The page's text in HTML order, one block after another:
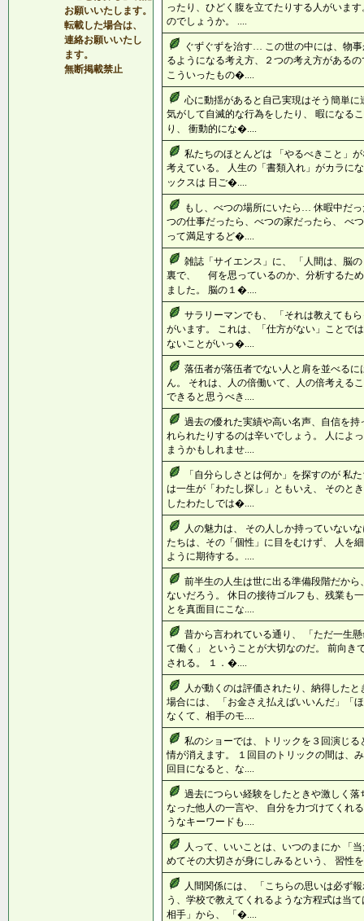
お願いいたします。
転載した場合は、
連絡お願いいたし
ます。
無断掲載禁止
ったり、ひどく腹を立てたりする人がいま
のでしょうか。 ....
ぐずぐずを治す… この世の中には、物
るようになる考え方、２つの考え方がある
こういったもの�....
心に動揺があると自己実現はそう簡単
気がして自滅的な行為をしたり、 暇になる
り、 衝動的にな�....
私たちのほとんどは 「やるべきこと」
考えている。 人生の「書類入れ」がカラに
ックスは 日ご�....
もし、べつの場所にいたら… 休暇中だ
つの仕事だったら、べつの家だったら、 べ
って満足するど�....
雑誌「サイエンス」に、 「人間は、脳
裏で、 何を思っているのか、分析するた
ました。 脳の１�....
サラリーマンでも、 「それは教えても
がいます。 これは、「仕方がない」ことで
ないことがいっ�....
落伍者が落伍者でない人と肩を並べる
ん。 それは、人の倍働いて、人の倍考える
できると思うべき....
過去の優れた実績や高い名声、自信を
れられたりするのは辛いでしょう。 人によ
まうかもしれませ....
「自分らしさとは何か」を探すのが 私
は一生が「わたし探し」ともいえ、 そのと
したわたしでは�....
人の魅力は、 その人しか持っていない
たちは、その「個性」に目をむけず、 人を
ように期待する。....
前半生の人生は世に出る準備段階だか
ないだろう。 休日の接待ゴルフも、残業も
とを真面目にこな....
昔から言われている通り、 「ただ一生
て働く」 ということが大切なのだ。 前向き
される。 １．�....
人が動くのは評価されたり、納得した
場合には、 「お金さえ払えばいいんだ」「
なくて、相手のモ....
私のショーでは、トリックを３回演じ
情が消えます。 １回目のトリックの間は、
回目になると、な....
過去につらい経験をしたときや激しく
なった他人の一言や、 自分を力づけてくれ
うなキーワードも....
人って、いいことは、いつのまにか 「
めてその大切さが身にしみるという、 習性
人間関係には、 「こちらの思いは必ず
う、学校で教えてくれるような方程式は当
相手」から、 「�....